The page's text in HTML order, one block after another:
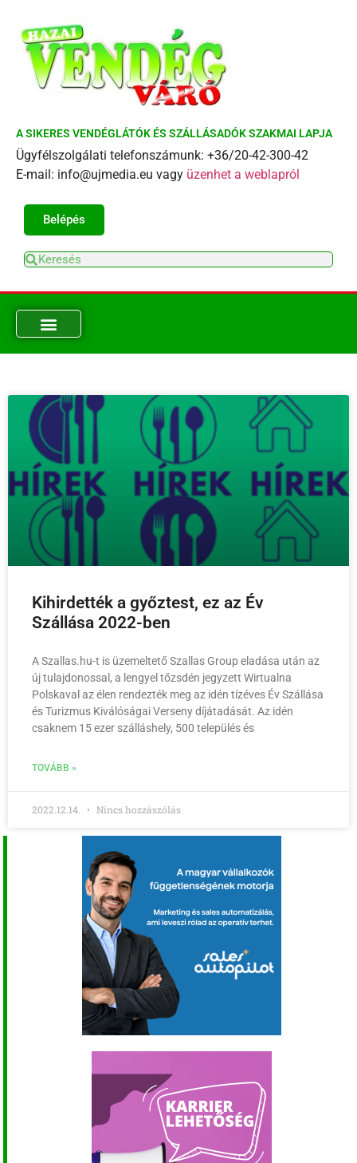
A SIKERES VENDÉGLÁTÓK ÉS SZÁLLÁSADÓK SZAKMAI LAPJA
Ügyfélszolgálati telefonszámunk: +36/20-42-300-42
E-mail: info@ujmedia.eu vagy üzenhet a weblapról
Belépés
Kihirdették a győztest, ez az Év
Szállása 2022-ben
A Szallas.hu-t is üzemeltető Szallas Group eladása után az
új tulajdonossal, a lengyel tőzsdén jegyzett Wirtualna
Polskaval az élen rendezték meg az idén tízéves Év Szállása
és Turizmus Kiválóságai Verseny díjátadását. Az idén
csaknem 15 ezer szálláshely, 500 település és
TOVÁBB »
2022.12.14. Nincs hozzászólás